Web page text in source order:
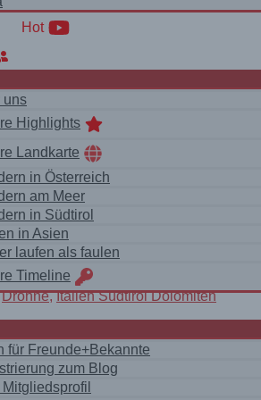
Hot
uns
Highlights
Landkarte
in Österreich
am Meer
in Südtirol
in Asien
laufen als faulen
Timeline
für Freunde+Bekannte
zum Blog
Mitgliedsprofil
Drohne,Italien Südtirol Dolomiten
Ein karger Steingarten, umgeben von
– der Puezgruppe – irre gut.